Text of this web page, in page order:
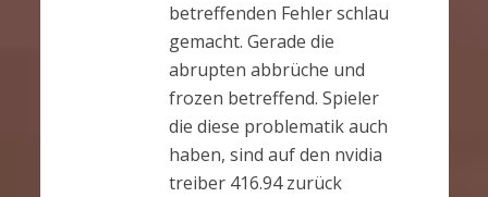
betreffenden Fehler schlau
gemacht. Gerade die
abrupten abbrüche und
frozen betreffend. Spieler
die diese problematik auch
haben, sind auf den nvidia
treiber 416.94 zurück